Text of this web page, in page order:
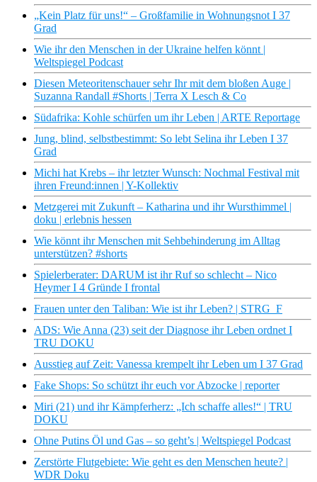
„Kein Platz für uns!“ – Großfamilie in Wohnungsnot I 37
Grad
Wie ihr den Menschen in der Ukraine helfen könnt |
Weltspiegel Podcast
Diesen Meteoritenschauer sehr Ihr mit dem bloßen Auge |
Suzanna Randall #Shorts | Terra X Lesch & Co
Südafrika: Kohle schürfen um ihr Leben | ARTE Reportage
Jung, blind, selbstbestimmt: So lebt Selina ihr Leben I 37
Grad
Michi hat Krebs – ihr letzter Wunsch: Nochmal Festival mit
ihren Freund:innen | Y-Kollektiv
Metzgerei mit Zukunft – Katharina und ihr Wursthimmel |
doku | erlebnis hessen
Wie könnt ihr Menschen mit Sehbehinderung im Alltag
unterstützen? #shorts
Spielerberater: DARUM ist ihr Ruf so schlecht – Nico
Heymer I 4 Gründe I frontal
Frauen unter den Taliban: Wie ist ihr Leben? | STRG_F
ADS: Wie Anna (23) seit der Diagnose ihr Leben ordnet I
TRU DOKU
Ausstieg auf Zeit: Vanessa krempelt ihr Leben um I 37 Grad
Fake Shops: So schützt ihr euch vor Abzocke | reporter
Miri (21) und ihr Kämpferherz: „Ich schaffe alles!“ | TRU
DOKU
Ohne Putins Öl und Gas – so geht’s | Weltspiegel Podcast
Zerstörte Flutgebiete: Wie geht es den Menschen heute? |
WDR Doku